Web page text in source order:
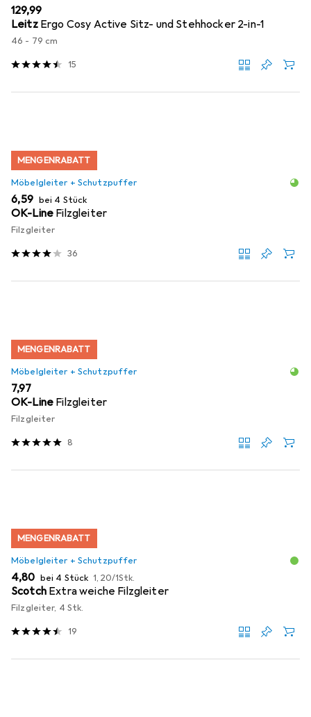
EUR
129,99
Leitz Ergo Cosy Active Sitz- und Stehhocker 2-in-1
46 - 79 cm
15
MENGENRABATT
Möbelgleiter + Schutzpuffer
EUR
6,59 bei 4 Stück
OK-Line Filzgleiter
Filzgleiter
36
MENGENRABATT
Möbelgleiter + Schutzpuffer
EUR
7,97
OK-Line Filzgleiter
Filzgleiter
8
MENGENRABATT
Möbelgleiter + Schutzpuffer
EUR
4,80 bei 4 Stück EUR
1,20/1Stk.
Scotch Extra weiche Filzgleiter
Filzgleiter, 4 Stk.
19